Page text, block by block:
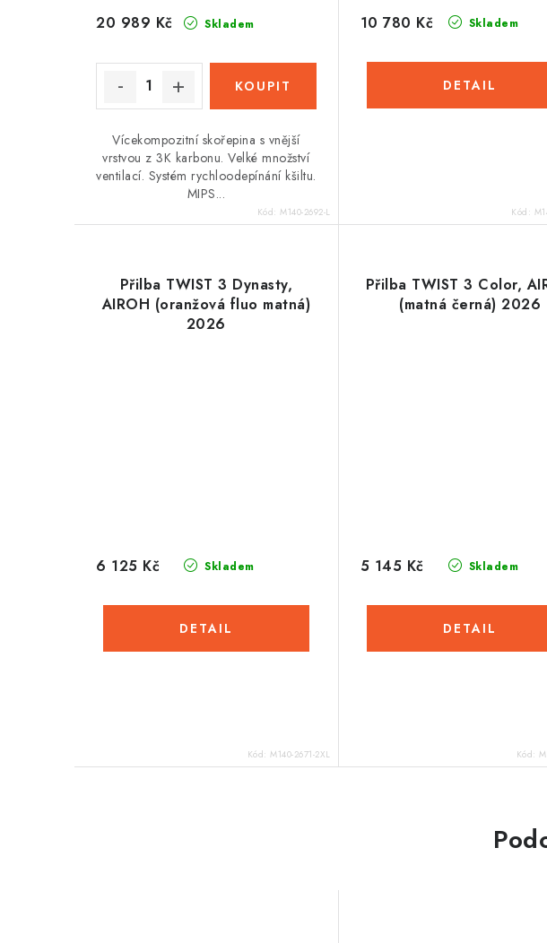
Skladem
20 989 Kč
Vícekompozitní skořepina s vnější
vrstvou z 3K karbonu. Velké množství
ventilací. Systém rychloodepínání kšiltu.
MIPS...
Kód: M140-2692-L
Skladem
10 780 Kč
Kód:
Přilba TWIST 3 Dynasty,
AIROH (oranžová fluo matná)
2026
Skladem
6 125 Kč
Kód: M140-2671-2XL
Přilba TWIST 3 Color,
(matná černá) 2026
Skladem
5 145 Kč
Kód: